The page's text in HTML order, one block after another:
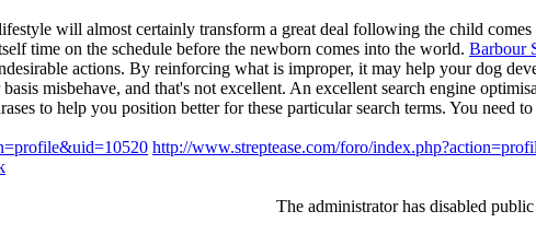
will almost certainly transform a great deal following the child comes
time on the schedule before the newborn comes into the world. Barbour
actions. By reinforcing what is improper, it may help your dog
misbehave, and that's not excellent. An excellent search engine
to help you position better for these particular search terms. You need
http://www.streptease.com/foro/
The administrator has disabled